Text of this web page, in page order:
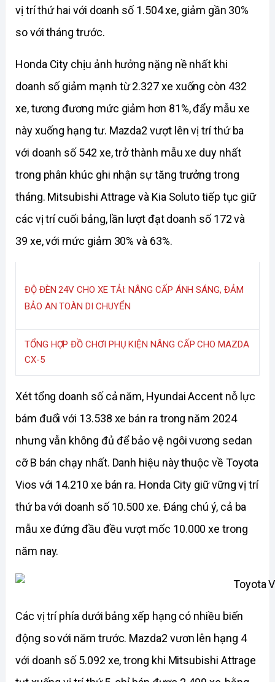
vị trí thứ hai với doanh số 1.504 xe, giảm gần 30%
so với tháng trước.
Honda City chịu ảnh hưởng nặng nề nhất khi
doanh số giảm mạnh từ 2.327 xe xuống còn 432
xe, tương đương mức giảm hơn 81%, đẩy mẫu xe
này xuống hạng tư. Mazda2 vượt lên vị trí thứ ba
với doanh số 542 xe, trở thành mẫu xe duy nhất
trong phân khúc ghi nhận sự tăng trưởng trong
tháng. Mitsubishi Attrage và Kia Soluto tiếp tục giữ
các vị trí cuối bảng, lần lượt đạt doanh số 172 và
39 xe, với mức giảm 30% và 63%.
ĐỘ ĐÈN 24V CHO XE TẢI: NÂNG CẤP ÁNH SÁNG, ĐẢM
BẢO AN TOÀN DI CHUYỂN
TỔNG HỢP ĐỒ CHƠI PHỤ KIỆN NÂNG CẤP CHO MAZDA
CX-5
Xét tổng doanh số cả năm, Hyundai Accent nỗ lực
bám đuổi với 13.538 xe bán ra trong năm 2024
nhưng vẫn không đủ để bảo vệ ngôi vương sedan
cỡ B bán chạy nhất. Danh hiệu này thuộc về Toyota
Vios với 14.210 xe bán ra. Honda City giữ vững vị trí
thứ ba với doanh số 10.500 xe. Đáng chú ý, cả ba
mẫu xe đứng đầu đều vượt mốc 10.000 xe trong
năm nay.
Các vị trí phía dưới bảng xếp hạng có nhiều biến
động so với năm trước. Mazda2 vươn lên hạng 4
với doanh số 5.092 xe, trong khi Mitsubishi Attrage